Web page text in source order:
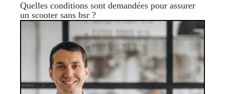
Quelles conditions sont demandées pour assurer
un scooter sans bsr ?